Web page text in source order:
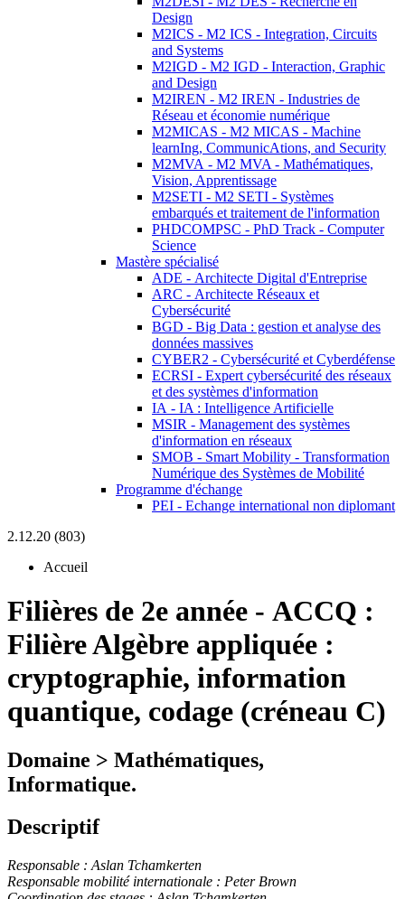
Design
M2ICS - M2 ICS - Integration, Circuits
and Systems
M2IGD - M2 IGD - Interaction, Graphic
and Design
M2IREN - M2 IREN - Industries de
Réseau et économie numérique
M2MICAS - M2 MICAS - Machine
learnIng, CommunicAtions, and Security
M2MVA - M2 MVA - Mathématiques,
Vision, Apprentissage
M2SETI - M2 SETI - Systèmes
embarqués et traitement de l'information
PHDCOMPSC - PhD Track - Computer
Science
Mastère spécialisé
ADE - Architecte Digital d'Entreprise
ARC - Architecte Réseaux et
Cybersécurité
BGD - Big Data : gestion et analyse des
données massives
CYBER2 - Cybersécurité et Cyberdéfense
ECRSI - Expert cybersécurité des réseaux
et des systèmes d'information
IA - IA : Intelligence Artificielle
MSIR - Management des systèmes
d'information en réseaux
SMOB - Smart Mobility - Transformation
Numérique des Systèmes de Mobilité
Programme d'échange
PEI - Echange international non diplomant
2.12.20 (803)
Accueil
Filières de 2e année - ACCQ :
Filière Algèbre appliquée :
cryptographie, information
quantique, codage (créneau C)
Domaine > Mathématiques,
Informatique.
Descriptif
Responsable : Aslan Tchamkerten
Responsable mobilité internationale : Peter Brown